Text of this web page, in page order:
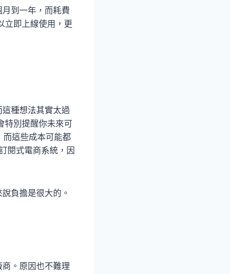
到一年，而耗費
立即上線使用，更
種想法其實太過
特別提醒你未來可
這些成本可能都
閱式電商系統，因
負擔是很大的。
。原因也不難理